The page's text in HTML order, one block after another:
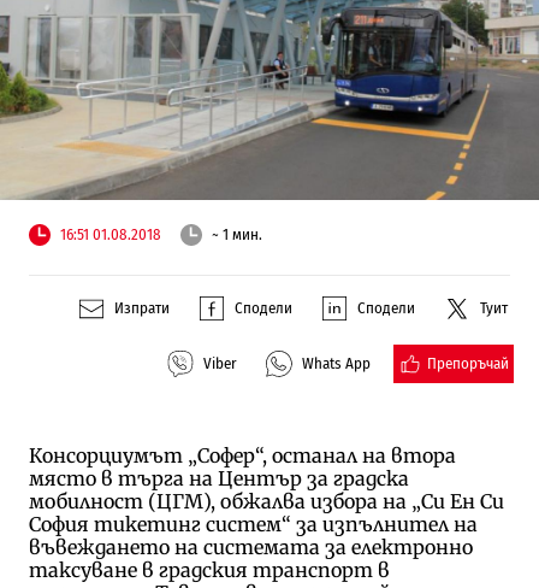
16:51 01.08.2018 ~ 1 мин.
Изпрати Сподели Сподели Туит
Viber Whats App Препоръчай
Консорциумът „Софер“, останал на втора
място в търга на Център за градска
мобилност (ЦГМ), обжалва избора на „Си Ен Си
София тикетинг систем“ за изпълнител на
въвеждането на системата за електронно
таксуване в градския транспорт в